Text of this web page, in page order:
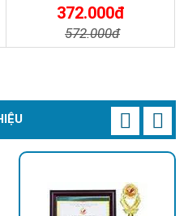
Điện 12V Lên 220V - Máy Kích
Điện Sin Mô Phỏng
372.000đ
572.000đ